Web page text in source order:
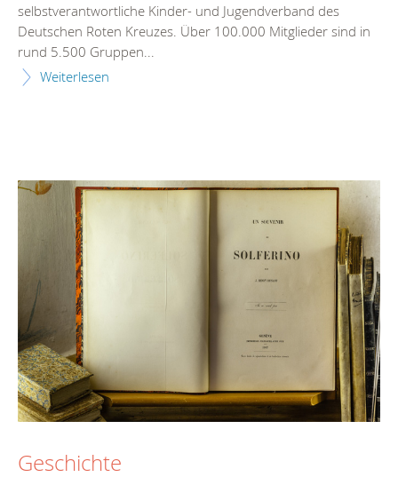
selbstverantwortliche Kinder- und Jugendverband des
Deutschen Roten Kreuzes. Über 100.000 Mitglieder sind in
rund 5.500 Gruppen...
Weiterlesen
Geschichte